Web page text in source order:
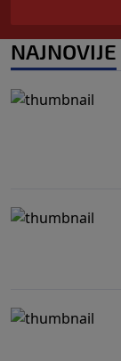
NAJNOVIJE